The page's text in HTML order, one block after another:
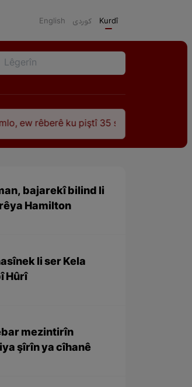
English كوردی Kurdî
ku piştî 35 sal ji şehîdbûna wî hê jî rêbaza
bajarekî bilind li
Hamilton
li ser Kela
Hûrî
mezintirîn
şîrîn ya cîhanê